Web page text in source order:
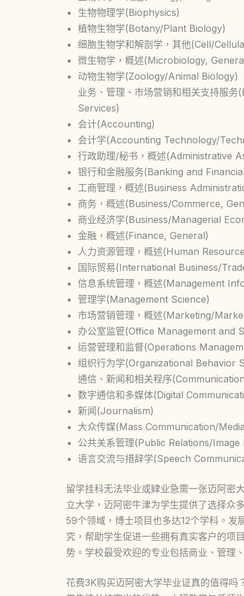
生物物理学(Biophysics)
植物生物学(Botany/Plant Biology)
细胞生物学和解剖学，其他(Cell/
微生物学，概述(Microbiology,
动物生物学(Zoology/Animal Biology)
业务、管理、市场营销和相关支持服
Services)
会计(Accounting)
会计学(Accounting Technology/
行政助理/秘书，概述(Administrative
银行和金融服务(Banking and
工商管理，概述(Business
商务，概述(Business/Commerce,
商业经济学(Business/Managerial
金融，概述(Finance, General)
人力资源管理，概述(Human
国际贸易(International Business/
信息系统管理，概述(Management
管理学(Management Science)
市场营销管理，概述(Marketing/
办公室监管(Office Management and
运营管理和监督(Operations
组织行为学(Organizational Behavior
通信、新闻和相关程序
数字通信和多媒体(Digital
新闻(Journalism)
大众传媒(Mass Communication/
公共关系管理(Public Relations/Image
语言交流与措辞学(Speech
留学挂科无法毕业或肄业急需一张迈阿密
立大学，迈阿密牛津为学生提供了选择众
59个领域，博士项目也多达12个学科。
究，帮助学生促进一些拥有真实客户的项
势。学校最受欢迎的专业包括商业、管理
花费3K购买迈阿密大学毕业证真的值得吗